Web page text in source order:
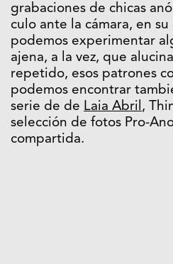
grabaciones de chicas
culo ante la cámara, en
podemos experimentar
ajena, a la vez, que
repetido, esos patrones
podemos encontrar
serie de de Laia Abril,
selección de fotos Pro-
compartida.